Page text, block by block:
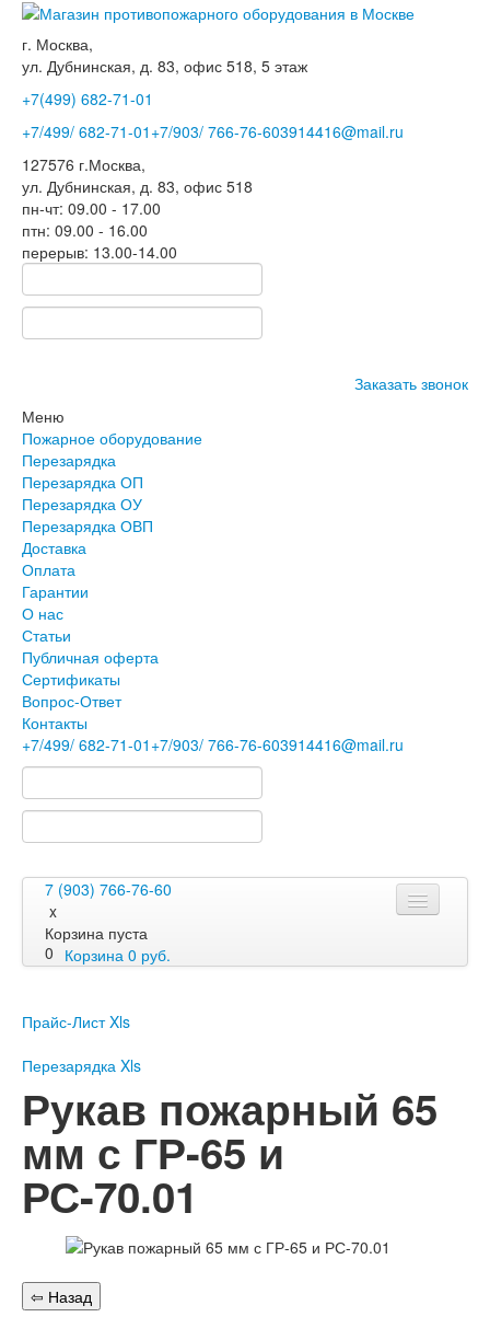
г. Москва,
ул. Дубнинская, д. 83, офис 518, 5 этаж
+7(499) 682-71-01
+7/499/ 682-71-01 +7/903/ 766-76-603914416@mail.ru
127576 г.Москва,
ул. Дубнинская, д. 83, офис 518
пн-чт: 09.00 - 17.00
птн: 09.00 - 16.00
перерыв: 13.00-14.00
Заказать звонок
Меню
Пожарное оборудование
Перезарядка
Перезарядка ОП
Перезарядка ОУ
Перезарядка ОВП
Доставка
Оплата
Гарантии
О нас
Статьи
Публичная оферта
Сертификаты
Вопрос-Ответ
Контакты
+7/499/ 682-71-01 +7/903/ 766-76-603914416@mail.ru
7 (903) 766-76-60
x
Корзина пуста
0 Корзина 0 руб.
Перезарядка
Перезарядка ОП
Перезарядка ОВП
Оплата
Статьи
Прайс-Лист Xls
Перезарядка Xls
Рукав пожарный 65
мм с ГР-65 и
РС-70.01